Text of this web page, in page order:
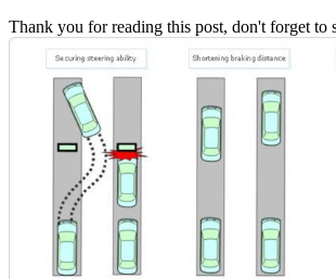
Thank you for reading this post, don't forget to